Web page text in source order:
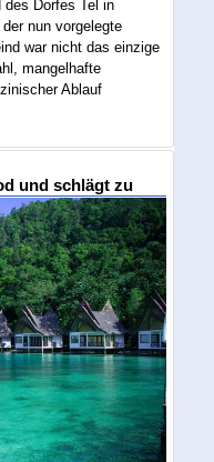
des Dorfes Tel in
nun vorgelegte
war nicht das einzige
mangelhafte
Ablauf
und schlägt zu